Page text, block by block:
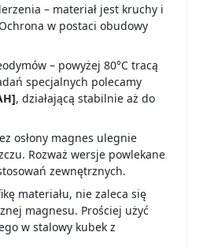
– materiał jest kruchy i
w postaci obudowy
– powyżej 80°C tracą
specjalnych polecamy
, działającą stabilnie aż do
osłony magnes ulegnie
Rozważ wersje powlekane
zewnętrznych.
materiału, nie zaleca się
magnesu. Prościej użyć
w stalowy kubek z